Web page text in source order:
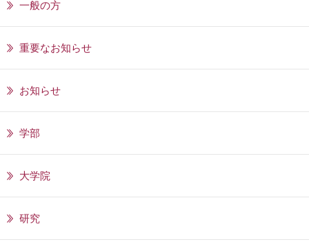
一般の方
重要なお知らせ
お知らせ
学部
大学院
研究